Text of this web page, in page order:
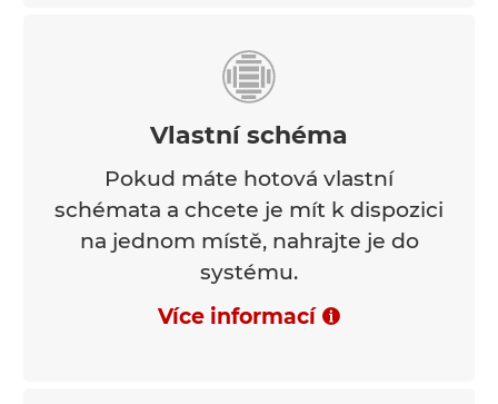
Vlastní schéma
Pokud máte hotová vlastní
schémata a chcete je mít k dispozici
na jednom místě, nahrajte je do
systému.
Více informací